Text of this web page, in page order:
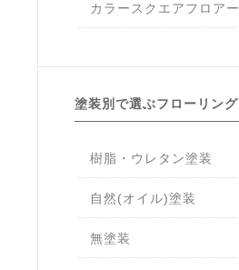
カラースクエアフロアー
塗装別で選ぶフローリング
樹脂・ウレタン塗装
自然(オイル)塗装
無塗装